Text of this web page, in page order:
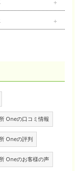
Oneの口コミ情報
Oneの評判
Oneのお客様の声